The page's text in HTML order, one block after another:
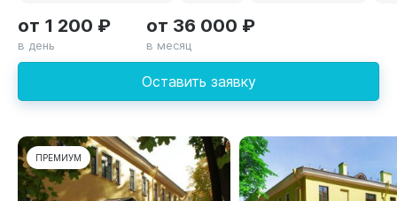
Оставить заявку
от 1 200 ₽
в день
от 36 000 ₽
в месяц
ПРЕМИУМ